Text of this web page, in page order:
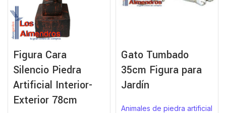
Figura Cara
Silencio Piedra
Artificial Interior-
Exterior 78cm
Gato Tumbado
35cm Figura para
Jardín
Animales de piedra artificial